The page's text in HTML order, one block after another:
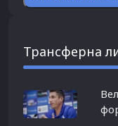
Трансферна